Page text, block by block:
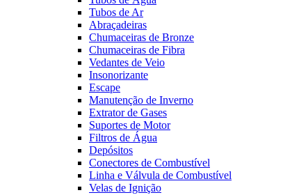
Tubos de Ar
Abraçadeiras
Chumaceiras de Bronze
Chumaceiras de Fibra
Vedantes de Veio
Insonorizante
Escape
Manutenção de Inverno
Extrator de Gases
Suportes de Motor
Filtros de Água
Depósitos
Conectores de Combustível
Linha e Válvula de Combustível
Velas de Ignição